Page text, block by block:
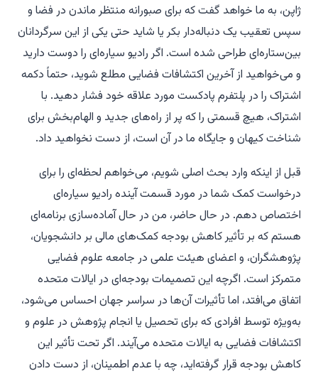
ژاپن، به ما خواهد گفت که برای صبورانه منتظر ماندن در فضا و
سپس تعقیب یک دنباله‌دار بکر یا شاید حتی یکی از این سرگردانان
بین‌ستاره‌ای طراحی شده است. اگر رادیو سیاره‌ای را دوست دارید
و می‌خواهید از آخرین اکتشافات فضایی مطلع شوید، حتماً دکمه
اشتراک را در پلتفرم پادکست مورد علاقه خود فشار دهید. با
اشتراک، هیچ قسمتی را که پر از راه‌های جدید و الهام‌بخش برای
شناخت کیهان و جایگاه ما در آن است، از دست نخواهید داد.
قبل از اینکه وارد بحث اصلی شویم، می‌خواهم لحظه‌ای را برای
درخواست کمک شما در مورد قسمت آینده رادیو سیاره‌ای
اختصاص دهم. در حال حاضر، من در حال آماده‌سازی برنامه‌ای
هستم که بر تأثیر کاهش بودجه کمک‌های مالی بر دانشجویان،
پژوهشگران، و اعضای هیئت علمی در جامعه علوم فضایی
متمرکز است. اگرچه این تصمیمات بودجه‌ای در ایالات متحده
اتفاق می‌افتد، اما تأثیرات آن‌ها در سراسر جهان احساس می‌شود،
به‌ویژه توسط افرادی که برای تحصیل یا انجام پژوهش در علوم و
اکتشافات فضایی به ایالات متحده می‌آیند. اگر تحت تأثیر این
کاهش بودجه قرار گرفته‌اید، چه با عدم اطمینان، از دست دادن